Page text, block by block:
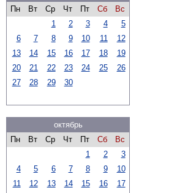
Пн
Вт Ср Чт Пт Сб
Вс
1
2 3 4
5
6
7 8 9 10 11
12
13
14 15 16 17 18
19
20
21 22 23 24 25
26
27
28 29 30
октябрь
Пн
Вт Ср Чт Пт Сб
Вс
1
2
3
4
5 6 7 8 9
10
11
12 13 14 15 16
17